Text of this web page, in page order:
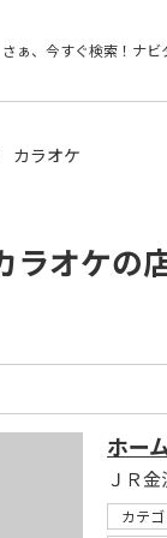
さぁ、今すぐ検索！ ナビ
カラオケ
ラオケの
ホー
ＪＲ
カテ